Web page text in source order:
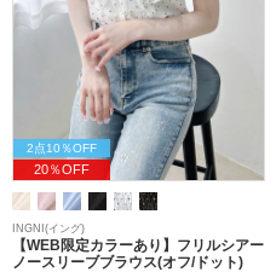
2点10％OFF
20％OFF
INGNI(イング)
【WEB限定カラーあり】フリルシアー
ノースリーブブラウス(オフ/ドット)